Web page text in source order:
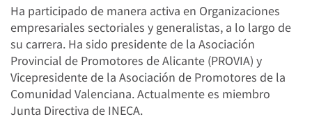
Ha participado de manera activa en Organizaciones
empresariales sectoriales y generalistas, a lo largo de
su carrera. Ha sido presidente de la Asociación
Provincial de Promotores de Alicante (PROVIA) y
Vicepresidente de la Asociación de Promotores de la
Comunidad Valenciana. Actualmente es miembro
Junta Directiva de INECA.